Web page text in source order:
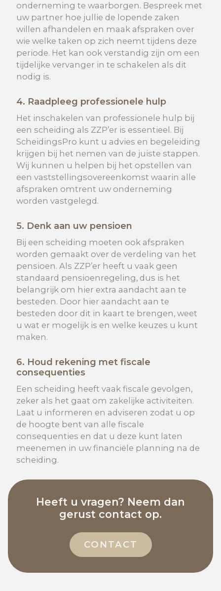
onderneming te waarborgen. Bespreek met
uw partner hoe jullie de lopende zaken
willen afhandelen en maak afspraken over
wie welke taken op zich neemt tijdens deze
periode. Het kan ook verstandig zijn om een
tijdelijke vervanger in te schakelen als dit
nodig is.
4. Raadpleeg professionele hulp
Het inschakelen van professionele hulp bij
een scheiding als ZZP’er is essentieel. Bij
ScheidingsPro kunt u advies en begeleiding
krijgen bij het nemen van de juiste stappen.
Wij kunnen u helpen bij het opstellen van
een vaststellingsovereenkomst waarin alle
afspraken omtrent uw onderneming
worden vastgelegd.
5. Denk aan uwpensioen
Bij een scheiding moeten ook afspraken
worden gemaakt over de verdeling van het
pensioen. Als ZZP’er heeft u vaak geen
standaard pensioenregeling, dus is het
belangrijk om hier extra aandacht aan te
besteden. Door hier aandacht aan te
besteden door dit in kaart te brengen, weet
u wat er mogelijk is en welke keuzes u kunt
maken.
6. Houd rekening met fiscale
consequenties
Een scheiding heeft vaak fiscale gevolgen,
zeker als het gaat om zakelijke activiteiten.
Laat u informeren en adviseren zodat u op
de hoogte bent van alle fiscale
consequenties en dat u deze kunt laten
meenemen in uw financiële planning na de
scheiding.
Heeft u vragen? Neem dan
gerust contact op.
CONTACT